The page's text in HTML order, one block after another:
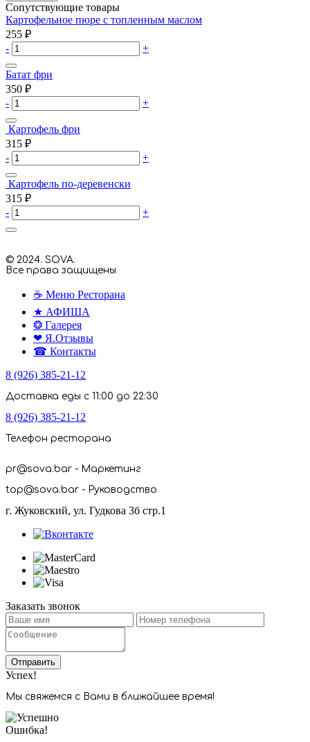
Сопутствующие товары
Картофельное пюре с топленным маслом
255 ₽
-
+
Батат фри
350 ₽
-
+
Картофель фри
315 ₽
-
+
Картофель по-деревенски
315 ₽
-
+
© 2024. SOVA.
Все права защищены
☕ Меню Ресторана
★ АФИША
❂ Галерея
❤ Я.Отзывы
☎ Контакты
8 (926) 385-21-12
Доставка еды с 11:00 до 22:30
8 (926) 385-21-12
Телефон ресторана
pr@sova.bar - Маркетинг
top@sova.bar - Руководство
г. Жуковский, ул. Гудкова 3б стр.1
Заказать звонок
Отправить
Успех!
Мы свяжемся с Вами в ближайшее время!
Ошибка!